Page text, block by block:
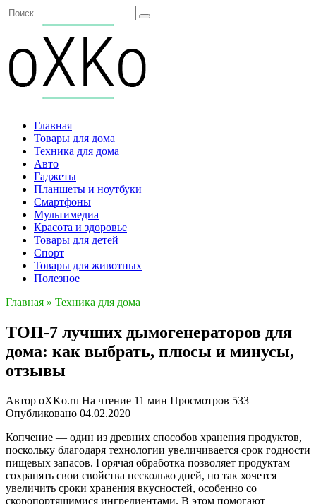
Перейти
к
содержанию
Search
for:
Главная
Товары для дома
Техника для дома
Авто
Гаджеты
Планшеты и ноутбуки
Смартфоны
Мультимедиа
Красота и здоровье
Товары для детей
Спорт
Товары для животных
Полезное
Главная » Техника для дома
ТОП-7 лучших дымогенераторов для
дома: как выбрать, плюсы и минусы,
отзывы
Автор oXKo.ru На чтение 11 мин Просмотров 533
Опубликовано 04.02.2020
Копчение — один из древних способов хранения продуктов,
поскольку благодаря технологии увеличивается срок годности
пищевых запасов. Горячая обработка позволяет продуктам
сохранять свои свойства несколько дней, но так хочется
увеличить сроки хранения вкусностей, особенно со
скоропортящимися ингредиентами. В этом помогают